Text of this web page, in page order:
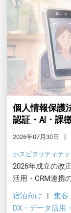
個人情報保護
認証・AI・課
2026年07月30日
ホスピタリティテッ
2026年成立の改
活用・CRM連携
報の周知義務、
制まで、ホテル
宿泊向け
集客
DX・データ活用